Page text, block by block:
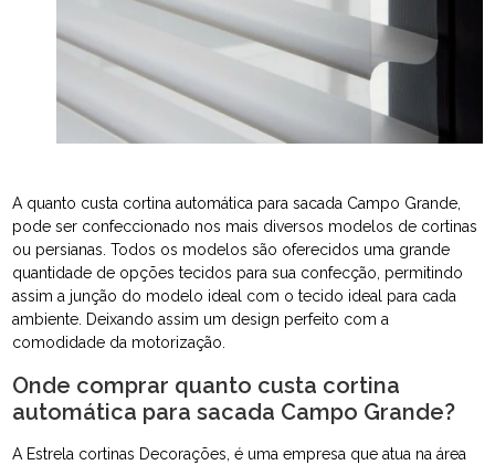
A quanto custa cortina automática para sacada Campo Grande,
pode ser confeccionado nos mais diversos modelos de cortinas
ou persianas. Todos os modelos são oferecidos uma grande
quantidade de opções tecidos para sua confecção, permitindo
assim a junção do modelo ideal com o tecido ideal para cada
ambiente. Deixando assim um design perfeito com a
comodidade da motorização.
Onde comprar quanto custa cortina
automática para sacada Campo Grande?
A Estrela cortinas Decorações, é uma empresa que atua na área